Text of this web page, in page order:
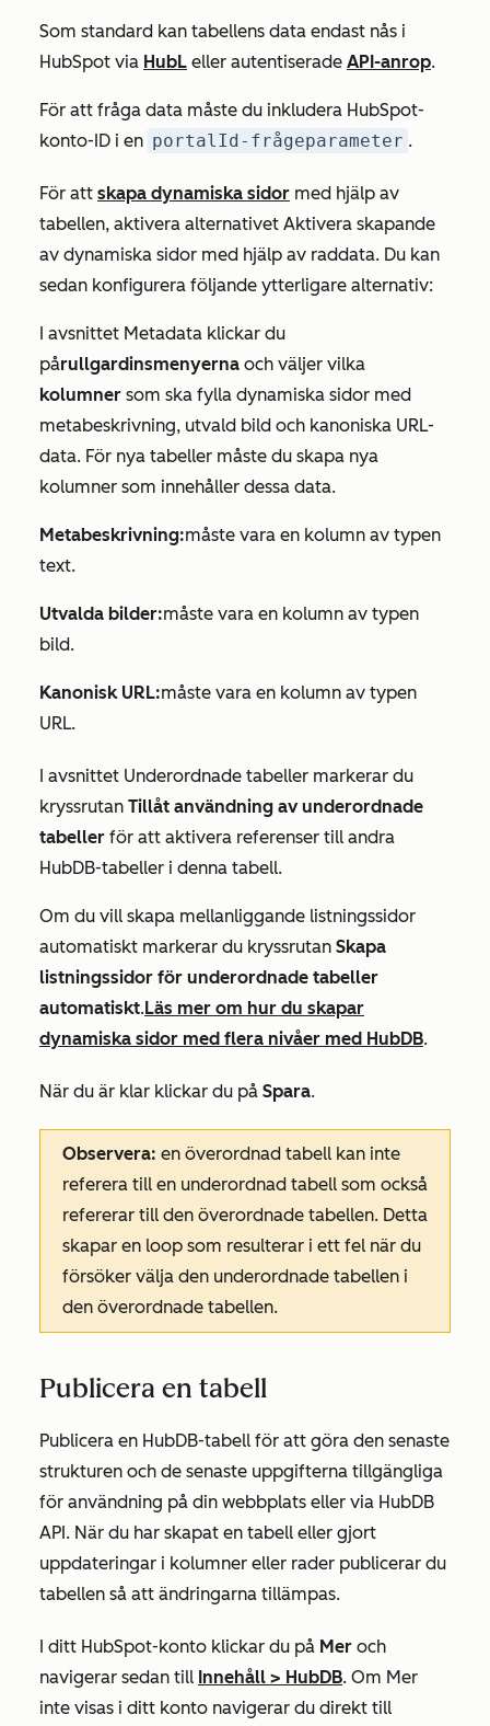
Som standard kan tabellens data endast nås i
HubSpot via HubL eller autentiserade API-anrop.
För att fråga data måste du inkludera HubSpot-
konto-ID i en portalId-frågeparameter .
För att skapa dynamiska sidor med hjälp av
tabellen, aktivera alternativet Aktivera skapande
av dynamiska sidor med hjälp av raddata. Du kan
sedan konfigurera följande ytterligare alternativ:
I avsnittet Metadata klickar du
pårullgardinsmenyerna och väljer vilka
kolumner som ska fylla dynamiska sidor med
metabeskrivning, utvald bild och kanoniska URL-
data. För nya tabeller måste du skapa nya
kolumner som innehåller dessa data.
Metabeskrivning:måste vara en kolumn av typen
text.
Utvalda bilder:måste vara en kolumn av typen
bild.
Kanonisk URL:måste vara en kolumn av typen
URL.
I avsnittet Underordnade tabeller markerar du
kryssrutan Tillåt användning av underordnade
tabeller för att aktivera referenser till andra
HubDB-tabeller i denna tabell.
Om du vill skapa mellanliggande listningssidor
automatiskt markerar du kryssrutan Skapa
listningssidor för underordnade tabeller
automatiskt.Läs mer om hur du skapar
dynamiska sidor med flera nivåer med HubDB.
När du är klar klickar du på Spara.
Observera: en överordnad tabell kan inte
referera till en underordnad tabell som också
refererar till den överordnade tabellen. Detta
skapar en loop som resulterar i ett fel när du
försöker välja den underordnade tabellen i
den överordnade tabellen.
Publicera en tabell
Publicera en HubDB-tabell för att göra den senaste
strukturen och de senaste uppgifterna tillgängliga
för användning på din webbplats eller via HubDB
API. När du har skapat en tabell eller gjort
uppdateringar i kolumner eller rader publicerar du
tabellen så att ändringarna tillämpas.
I ditt HubSpot-konto klickar du på Mer och
navigerar sedan till Innehåll > HubDB. Om Mer
inte visas i ditt konto navigerar du direkt till